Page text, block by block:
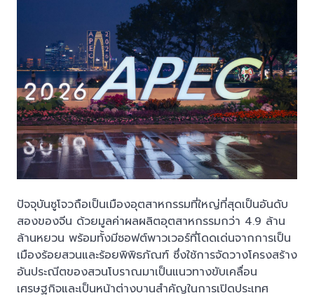
ปัจจุบันซูโจวถือเป็นเมืองอุตสาหกรรมที่ใหญ่ที่สุดเป็นอันดับ
สองของจีน ด้วยมูลค่าผลผลิตอุตสาหกรรมกว่า 4.9 ล้าน
ล้านหยวน พร้อมทั้งมีซอฟต์พาวเวอร์ที่โดดเด่นจากการเป็น
เมืองร้อยสวนและร้อยพิพิธภัณฑ์ ซึ่งใช้การจัดวางโครงสร้าง
อันประณีตของสวนโบราณมาเป็นแนวทางขับเคลื่อน
เศรษฐกิจและเป็นหน้าต่างบานสำคัญในการเปิดประเทศ